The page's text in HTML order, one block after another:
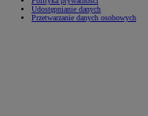
Udostępnianie danych
Przetwarzanie danych osobowych